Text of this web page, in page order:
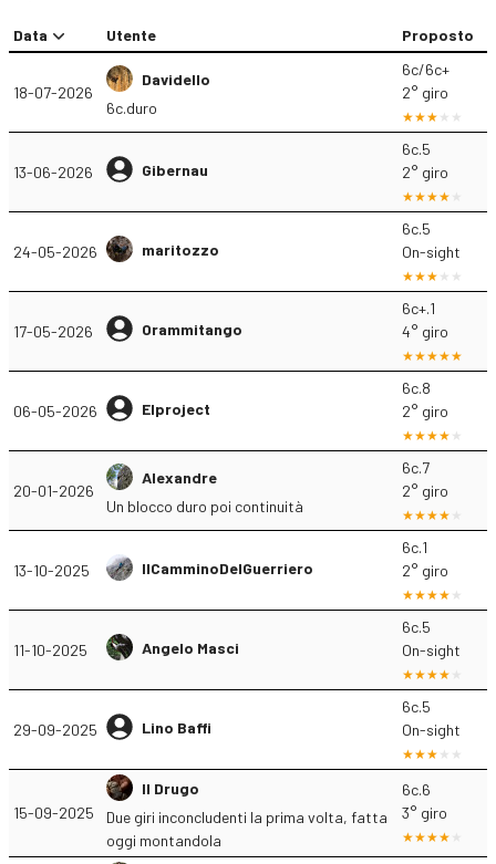
Data Utente Proposto
18-07-2026
Davidello
6c.duro
6c/6c+
2° giro
13-06-2026 Gibernau
6c.5
2° giro
24-05-2026 maritozzo
6c.5
On-sight
17-05-2026 Orammitango
6c+.1
4° giro
06-05-2026 Elproject
6c.8
2° giro
20-01-2026
Alexandre
Un blocco duro poi continuità
6c.7
2° giro
13-10-2025 IlCamminoDelGuerriero
6c.1
2° giro
11-10-2025 Angelo Masci
6c.5
On-sight
29-09-2025 Lino Baffi
6c.5
On-sight
15-09-2025
Il Drugo
Due giri inconcludenti la prima volta, fatta
oggi montandola
6c.6
3° giro